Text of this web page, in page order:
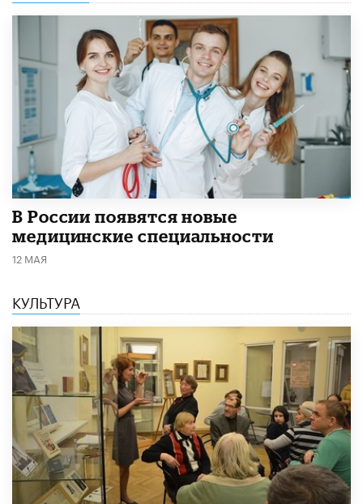
В России появятся новые
медицинские специальности
12 МАЯ
КУЛЬТУРА